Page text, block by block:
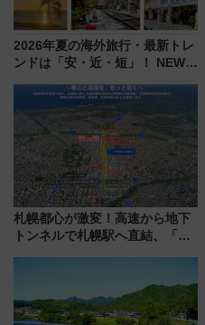
2026年夏の海外旅行・最新トレ
ンドは「安・近・短」！ NEWT
渡航先TOP5とは？ 円安時代の
旅行術
札幌都心が激変！高速から地下
トンネルで札幌駅へ直結、「創